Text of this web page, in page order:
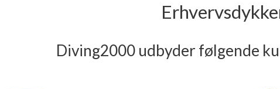
Diving2000 udbyder følgende